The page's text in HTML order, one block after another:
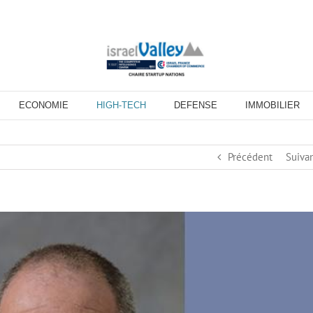
ECONOMIE HIGH-TECH DEFENSE IMMOBILIER
Précédent